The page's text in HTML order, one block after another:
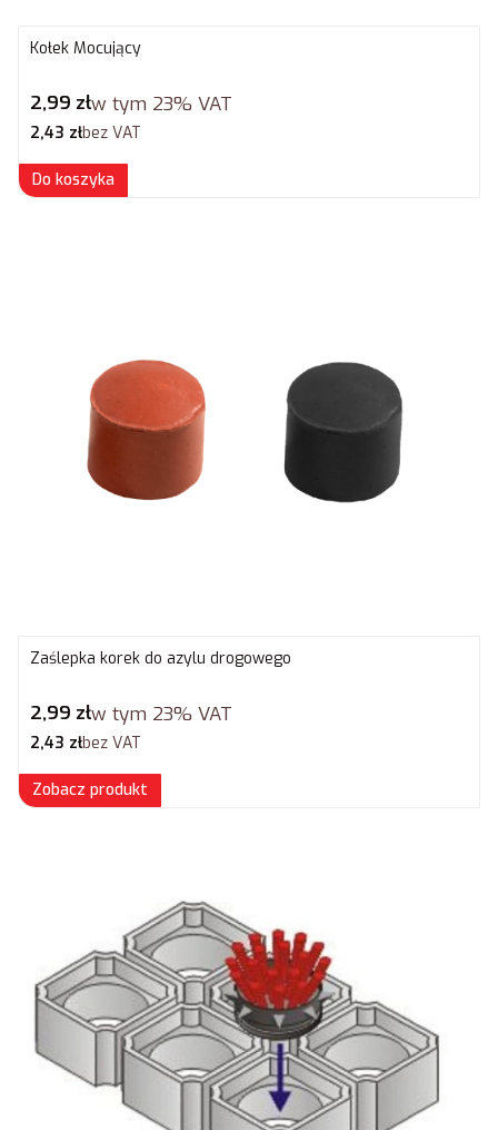
Kołek Mocujący
Cena brutto
2,99 złw tym 23% VAT
Cena netto
2,43 złbez VAT
Do koszyka
Zaślepka korek do azylu drogowego
Cena brutto
2,99 złw tym 23% VAT
Cena netto
2,43 złbez VAT
Zobacz produkt